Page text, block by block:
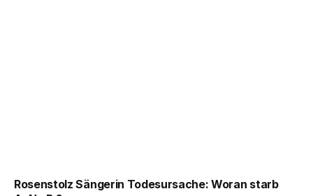
Rosenstolz Sängerin Todesursache: Woran starb